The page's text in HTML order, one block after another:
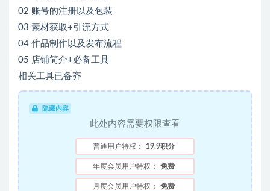
02 账号的注册以及包装
03 素材获取+引流方式
04 作品制作以及发布流程
05 店铺简介+必备工具
相关工具已备齐
隐藏内容
此处内容需要权限查看
普通用户特权： 19.9积分
年度会员用户特权： 免费
月度会员用户特权： 免费